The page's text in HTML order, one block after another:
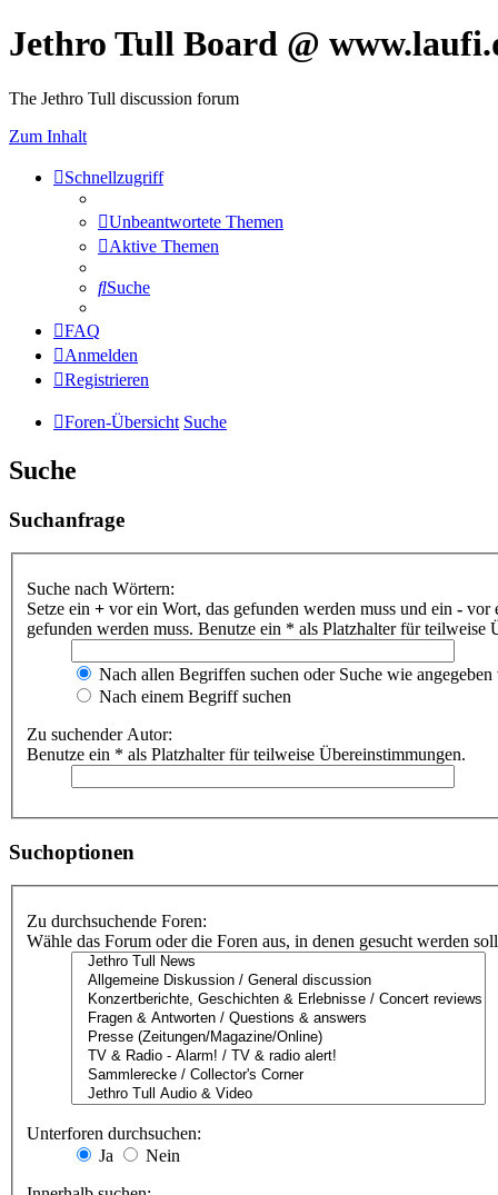
Jethro Tull Board @
The Jethro Tull discussion forum
Zum Inhalt
Schnellzugriff
Unbeantwortete Themen
Aktive Themen
Suche
FAQ
Anmelden
Registrieren
Foren-Übersicht Suche
Suche
Suchanfrage
Suche nach Wörtern:
Setze ein + vor ein Wort, das gefunden werden muss und ein - vor
gefunden werden muss. Benutze ein * als Platzhalter für teilweise
Nach allen Begriffen suchen oder Suche wie angegeben
Nach einem Begriff suchen
Zu suchender Autor:
Benutze ein * als Platzhalter für teilweise Übereinstimmungen.
Suchoptionen
Zu durchsuchende Foren:
Wähle das Forum oder die Foren aus, in denen gesucht werden
Unterforen durchsuchen:
Ja
Nein